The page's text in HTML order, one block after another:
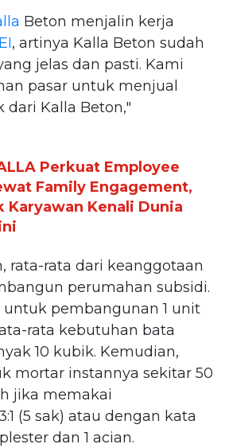
Beton menjalin kerja
, artinya Kalla Beton sudah
jelas dan pasti. Kami
pasar untuk menjual
dari Kalla Beton,"
Perkuat Employee
Family Engagement,
Karyawan Kenali Dunia
rata-rata dari keanggotaan
perumahan subsidi.
untuk pembangunan 1 unit
rata kebutuhan bata
10 kubik. Kemudian,
mortar instannya sekitar 50
jika memakai
(5 sak) atau dengan kata
dan 1 acian.